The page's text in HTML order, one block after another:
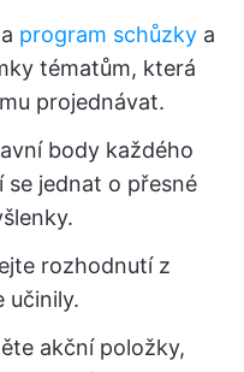
program schůzky a
tématům, která
projednávat.
body každého
se jednat o přesné
rozhodnutí z
učinily.
akční položky,